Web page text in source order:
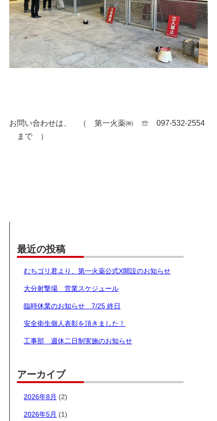
お問い合わせは、 （ 第一火薬㈱ ☏ 097-532-2554
まで ）
最近の投稿
むちゴリ君より、第一火薬公式X開設のお知らせ
大分射撃場 営業スケジュール
臨時休業のお知らせ 7/25 終日
安全衛生個人表彰を頂きました！
工事部 週休二日制実施のお知らせ
アーカイブ
2026年8月 (2)
2026年5月 (1)